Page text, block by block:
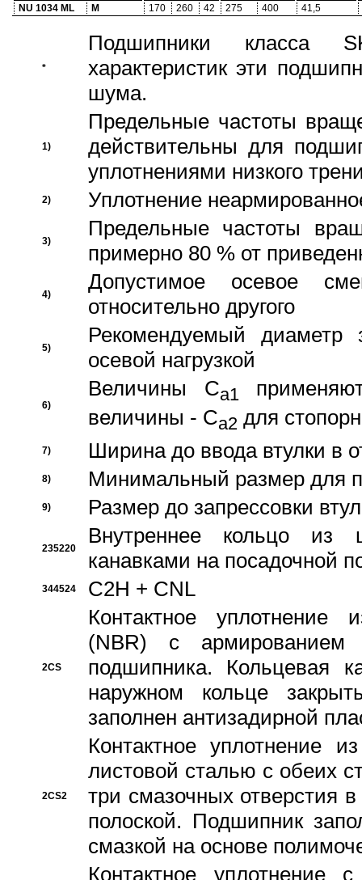
NU 1034 ML
M 170 260 42 275 400 41,5
*
Подшипники класса
характеристик эти
шума.
1)
Предельные частоты
действительны для
уплотнениями низкого
2) Уплотнение
3)
Предельные частоты
примерно 80 % от
4)
Допустимое осевое
относительно другого
5)
Рекомендуемый диаметр
осевой нагрузкой
6)
Величины Ca1
величины - Ca2 для
7) Ширина до ввода втулки в
8) Минимальный размер для
9) Размер до запрессовки
235220
Внутреннее кольцо из
канавками на посадочной
344524 C2H + CNL
2CS
Контактное уплотнение
(NBR) с
подшипника. Кольцевая
наружном кольце
заполнен антизадирной
2CS2
Контактное уплотнение
листовой сталью с обеих
три смазочных отверстия
полоской. Подшипник
смазкой на основе
Контактное уплотнение